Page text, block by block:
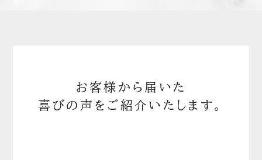
お客様から届いた
喜びの声をご紹介いたします。